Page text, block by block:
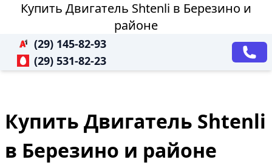
Купить Двигатель Shtenli в Березино и
районе
(29) 145-82-93
(29) 531-82-23
Купить Двигатель Shtenli
в Березино и районе